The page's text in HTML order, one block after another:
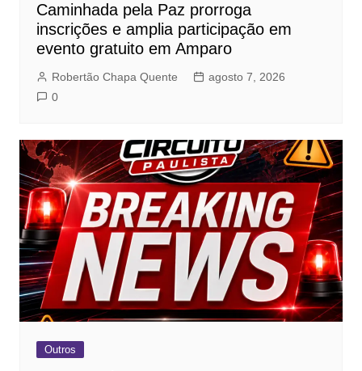
Caminhada pela Paz prorroga
inscrições e amplia participação em
evento gratuito em Amparo
Robertão Chapa Quente
agosto 7, 2026
0
Outros